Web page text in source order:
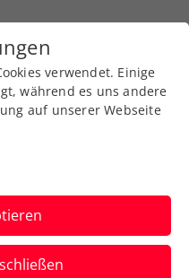
im
verwendet. Einige
während es uns andere
auf unserer Webseite